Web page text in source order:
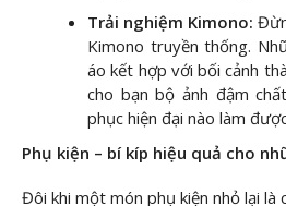
Trải nghiệm Kimono:
Kimono truyền thống.
áo kết hợp với bối cảnh
cho bạn bộ ảnh đậm
phục hiện đại nào làm
Phụ kiện – bí kíp hiệu quả cho
Đôi khi một món phụ kiện nhỏ lại là